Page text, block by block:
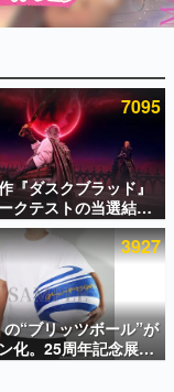
ー数万以上！ などな
ミ渾身の“殿堂入り”記
7095
『ダスクブラッド』
クテストの当選結果
時に発表。応募サイ
ージから確認可能、
は8月21日～24日
3927
の“ブリッツボール”が
化。25周年記念展
X